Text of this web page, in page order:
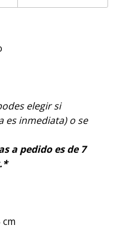
elegir si
es inmediata) o se
a pedido es de 7